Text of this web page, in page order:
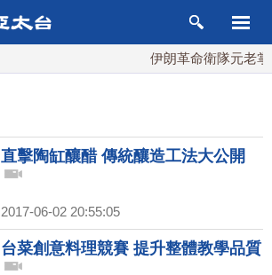
伊朗革命衛隊元老掌
直擊陶缸釀醋 傳統釀造工法大公開
2017-06-02 20:55:05
台菜創意料理競賽 提升整體教學品質